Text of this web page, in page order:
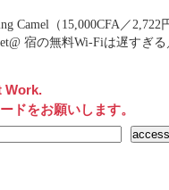
Camel（15,000CFA／2,722
宿の無料Wi-Fiは遅すぎ
Work.
ドをお願いします。